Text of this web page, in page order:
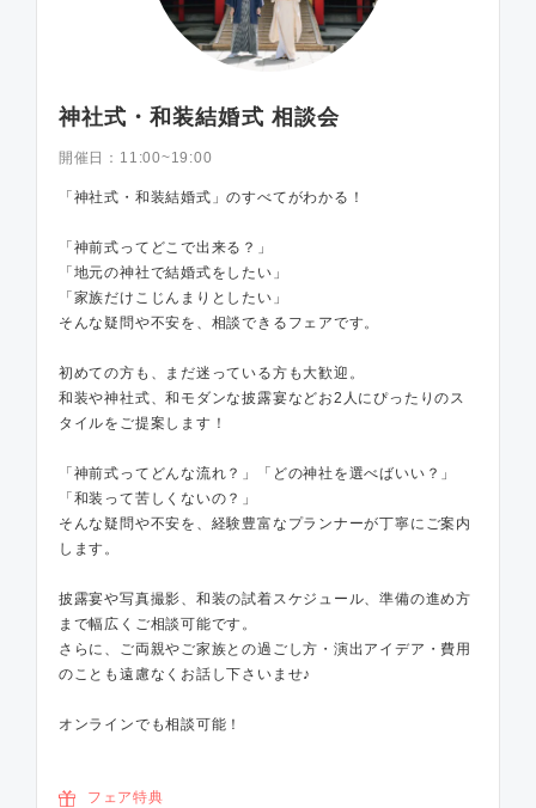
神社式・和装結婚式 相談会
開催日： 11:00~19:00
「神社式・和装結婚式」のすべてがわかる！
「神前式ってどこで出来る？」
「地元の神社で結婚式をしたい」
「家族だけこじんまりとしたい」
そんな疑問や不安を、相談できるフェアです。
初めての方も、まだ迷っている方も大歓迎。
和装や神社式、和モダンな披露宴などお2人にぴったりのス
タイルをご提案します！
「神前式ってどんな流れ？」「どの神社を選べばいい？」
「和装って苦しくないの？」
そんな疑問や不安を、経験豊富なプランナーが丁寧にご案内
します。
披露宴や写真撮影、和装の試着スケジュール、準備の進め方
まで幅広くご相談可能です。
さらに、ご両親やご家族との過ごし方・演出アイデア・費用
のことも遠慮なくお話し下さいませ♪
オンラインでも相談可能！
フェア特典